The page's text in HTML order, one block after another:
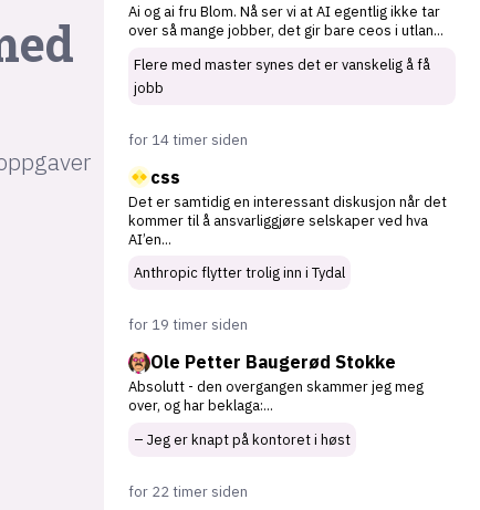
Ai og ai fru Blom. Nå ser vi at AI egentlig ikke tar
over så mange jobber, det gir bare ceos i utlan...
Flere med master synes det er vanskelig å få
jobb
for 14 timer siden
css
Det er samtidig en interessant diskusjon når det
kommer til å ansvarliggjøre selskaper ved hva
AI’en...
Anthropic flytter trolig inn i Tydal
for 19 timer siden
Ole Petter Baugerød Stokke
Absolutt - den overgangen skammer jeg meg
over, og har beklaga:...
– Jeg er knapt på kontoret i høst
for 22 timer siden